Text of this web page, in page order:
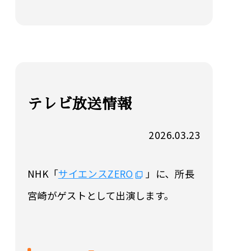
テレビ放送情報
2026.03.23
NHK「サイエンスZERO
」に、所長
宮崎がゲストとして出演します。